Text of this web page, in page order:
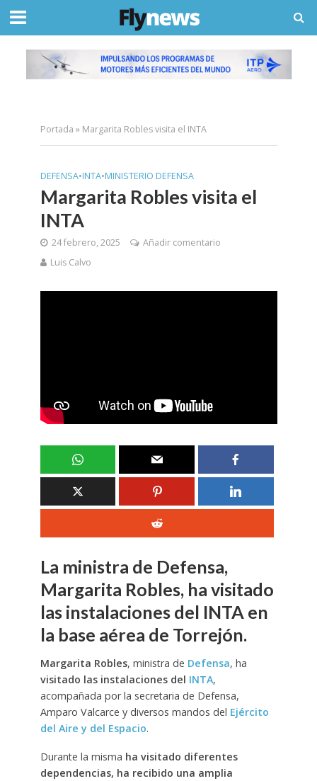
Portada » Margarita Robles visita el INTA
DEFENSA•INTA•MINISTERIO DEFENSA
Margarita Robles visita el
INTA
24 febrero, 2025
Añadir comentario
Luis Calvo
La ministra de Defensa,
Margarita Robles, ha visitado
las instalaciones del INTA en
la base aérea de Torrejón.
Margarita Robles, ministra de Defensa, ha
visitado las instalaciones del INTA,
acompañada por la secretaria de Defensa,
Amparo Valcarce y diversos mandos del Ejército
del Aire y del Espacio.
Durante la misma ha visitado diferentes
dependencias, ha recibido una amplia